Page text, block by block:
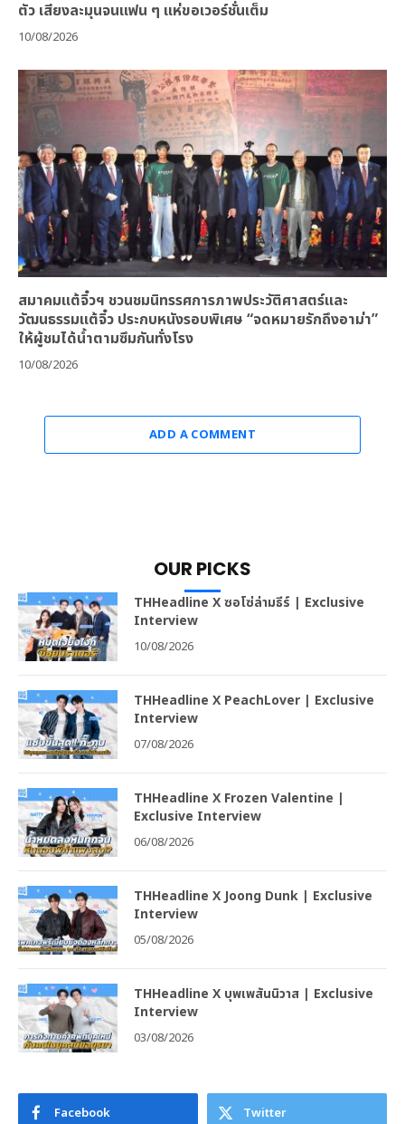
ตัว เสียงละมุนจนแฟน ๆ แห่ขอเวอร์ชั่นเต็ม
10/08/2026
สมาคมแต้จิ๋วฯ ชวนชมนิทรรศการภาพประวัติศาสตร์และ
วัฒนธรรมแต้จิ๋ว ประกบหนังรอบพิเศษ “จดหมายรักถึงอาม่า”
ให้ผู้ชมได้น้ำตามซึมกันทั่งโรง
10/08/2026
ADD A COMMENT
OUR PICKS
THHeadline X ซอโซ่ล่ามธีร์ | Exclusive
Interview
10/08/2026
THHeadline X PeachLover | Exclusive
Interview
07/08/2026
THHeadline X Frozen Valentine |
Exclusive Interview
06/08/2026
THHeadline X Joong Dunk | Exclusive
Interview
05/08/2026
THHeadline X บุพเพสันนิวาส | Exclusive
Interview
03/08/2026
Facebook Twitter